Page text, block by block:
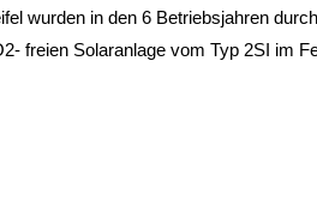
wurden in den 6 Betriebsjahren
freien Solaranlage vom Typ 2SI im